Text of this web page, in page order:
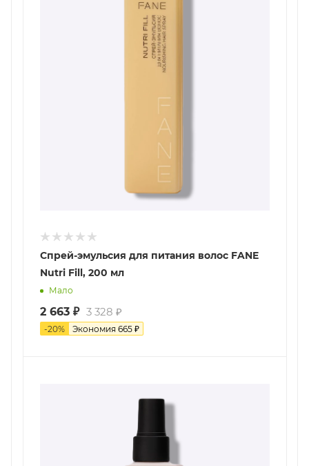
Спрей-эмульсия для питания волос FANE
Nutri Fill, 200 мл
Мало
2 663 ₽ 3 328 ₽
-20% Экономия 665 ₽